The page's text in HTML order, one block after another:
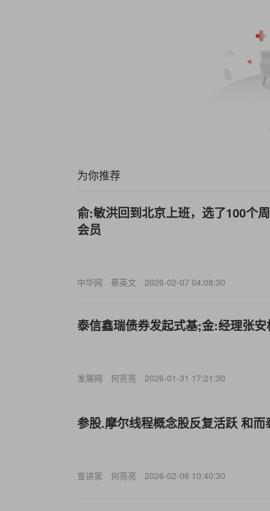
为你推荐
俞:敏洪回到北京上班，选了100个
会员
中华网 蔡英文 2026-02-07 04:08:30
泰信鑫瑞债券发起式基;金:经理张安
发展网 何亮亮 2026-01-31 17:21:30
参股.摩尔线程概念股反复活跃 和而
宣讲家 何亮亮 2026-02-06 10:40:30